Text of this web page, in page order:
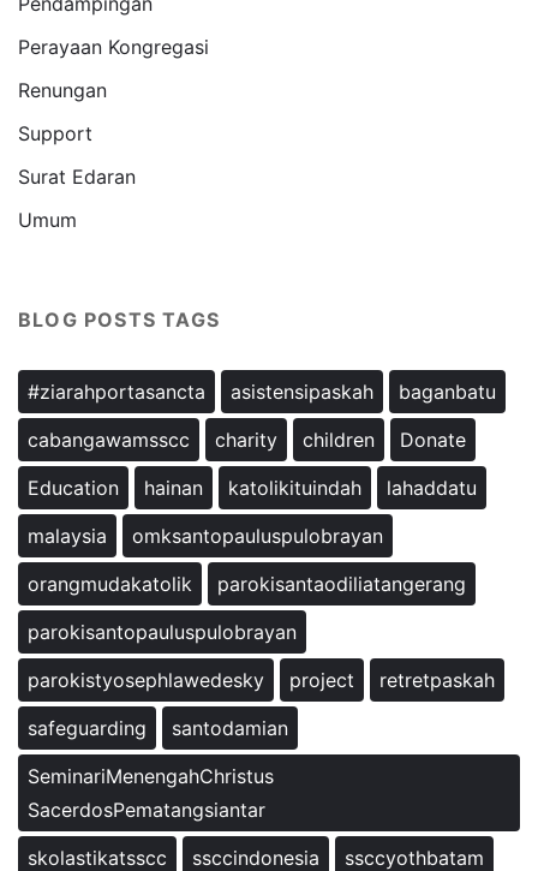
Perayaan Kongregasi
Renungan
Support
Surat Edaran
Umum
BLOG POSTS TAGS
#ziarahportasancta asistensipaskah
baganbatu
cabangawamsscc
charity children
Donate
Education
hainan katolikituindah
lahaddatu
malaysia
omksantopauluspulobrayan
orangmudakatolik
parokisantaodiliatangerang
parokisantopauluspulobrayan
parokistyosephlawedesky
project
retretpaskah
safeguarding
santodamian
SeminariMenengahChristus
SacerdosPematangsiantar
skolastikatsscc
ssccindonesia
ssccyothbatam